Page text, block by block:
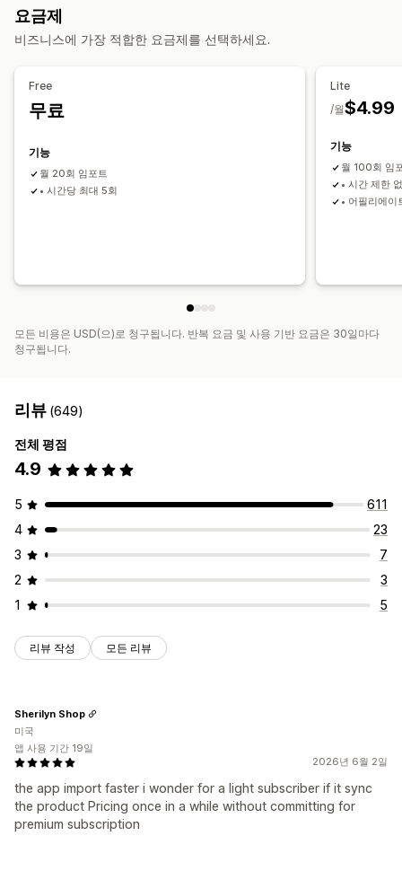
대량 가져오기
요금제
비즈니스에 가장 적합한 요금제를 선택하세요.
Free
무료
기능
월 20회 임포트
• 시간당 최대 5회
Lite
$4.99
/월
기능
월 100회 임
• 시간 제한
• 어필리에이
모든 비용은 USD(으)로 청구됩니다. 반복 요금 및 사용 기반 요금은 30일마다
청구됩니다.
리뷰 (649)
전체 평점
4.9
5
611
4
23
3
7
2
3
1
5
리뷰 작성 모든 리뷰
2026년 6월 2일
the app import faster i wonder for a light subscriber if it sync
the product Pricing once in a while without committing for
premium subscription
Sherilyn Shop
미국
앱 사용 기간 19일